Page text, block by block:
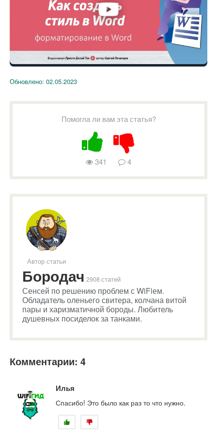
Обновлено: 02.05.2023
Помогла ли вам эта статья?
341 4
Автор статьи
Бородач 2908 статей
Сенсей по решению проблем с WiFiем.
Обладатель оленьего свитера, колчана витой
пары и харизматичной бороды. Любитель
душевных посиделок за танками.
Комментарии: 4
Илья
Спасибо! Это было как раз то что нужно.